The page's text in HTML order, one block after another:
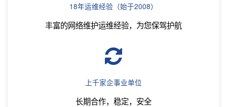
18年运维经验（始于2008）
丰富的网络维护运维经验，为您保驾护航
上千家企事业单位
长期合作，稳定，安全